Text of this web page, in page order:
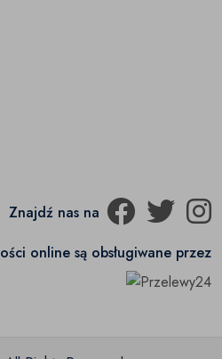
Znajdź nas na
online są obsługiwane przez